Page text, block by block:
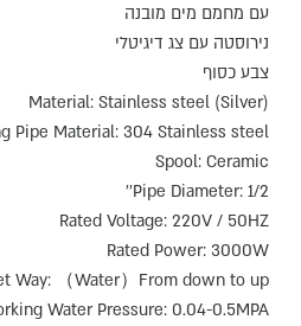
עם מחמם מים מובנה
נירוסטה עם צג דיגיטלי
צבע כסוף
Material: Stainless steel (Silver)
Pipe Material: 304 Stainless steel
Spool: Ceramic
Pipe Diameter: 1/2''
Rated Voltage: 220V / 50HZ
Rated Power: 3000W
Way: （Water）From down to up
Water Pressure: 0.04-0.5MPA